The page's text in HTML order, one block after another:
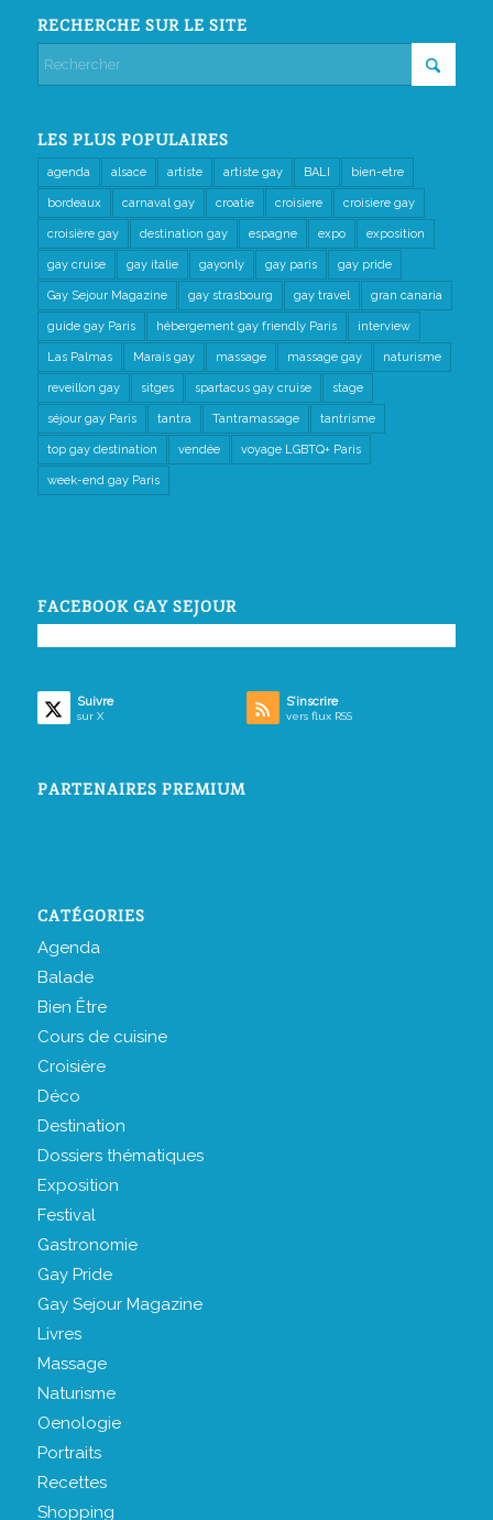
RECHERCHE SUR LE SITE
LES PLUS POPULAIRES
agenda alsace artiste artiste gay BALI bien-etre
bordeaux carnaval gay croatie croisiere croisiere gay
croisière gay destination gay espagne expo exposition
gay cruise gay italie gayonly gay paris gay pride
Gay Sejour Magazine gay strasbourg gay travel gran canaria
guide gay Paris hébergement gay friendly Paris interview
Las Palmas Marais gay massage massage gay naturisme
reveillon gay sitges spartacus gay cruise stage
séjour gay Paris tantra Tantramassage tantrisme
top gay destination vendée voyage LGBTQ+ Paris
week-end gay Paris
FACEBOOK GAY SEJOUR
Suivre
sur X
S’inscrire
vers flux RSS
PARTENAIRES PREMIUM
CATÉGORIES
Agenda
Balade
Bien Être
Cours de cuisine
Croisière
Déco
Destination
Dossiers thématiques
Exposition
Festival
Gastronomie
Gay Pride
Gay Sejour Magazine
Livres
Massage
Naturisme
Oenologie
Portraits
Recettes
Shopping